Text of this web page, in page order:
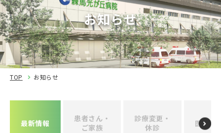
お知らせ
TOP お知らせ
最新情報
患者さん・
ご家族
診療変更・
休診
医療関